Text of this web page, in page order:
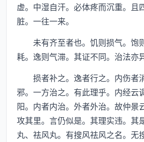
虚。中湿自汗。必体疼而沉重。且
脏。一往一来。
未有齐至者也。饥则损气。饱
耗。逸则气滞。其证不同。治法亦
损者补之。逸者行之。内伤者
邪。一方治之。有此理乎。内经云
阳。内者内治。外者外治。故仲景
攻其里。言仍似是。其理实违。其
丸、祛风丸。有搜风祛风之名。无